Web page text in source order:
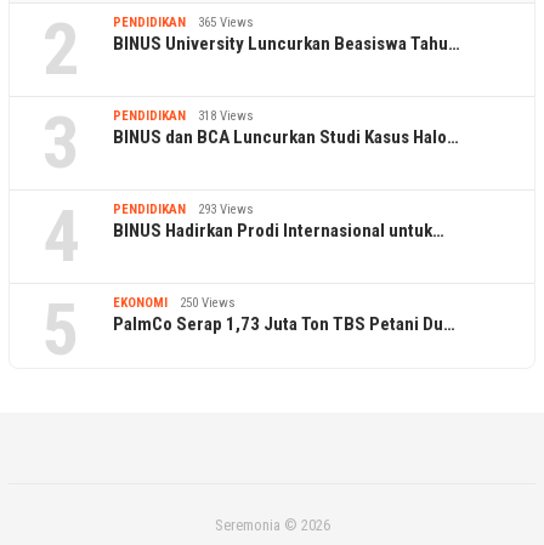
2 PENDIDIKAN 365 Views
BINUS University Luncurkan Beasiswa Tahu…
3 PENDIDIKAN 318 Views
BINUS dan BCA Luncurkan Studi Kasus Halo…
4 PENDIDIKAN 293 Views
BINUS Hadirkan Prodi Internasional untuk…
5 EKONOMI 250 Views
PalmCo Serap 1,73 Juta Ton TBS Petani Du…
Seremonia © 2026